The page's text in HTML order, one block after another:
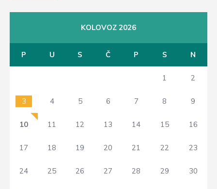
KOLOVOZ 2026
P U S Č P S N
1 2
3 4 5 6 7 8 9
10 11 12 13 14 15 16
17 18 19 20 21 22 23
24 25 26 27 28 29 30